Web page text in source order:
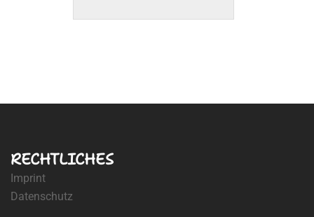
RECHTLICHES
Imprint
Datenschutz